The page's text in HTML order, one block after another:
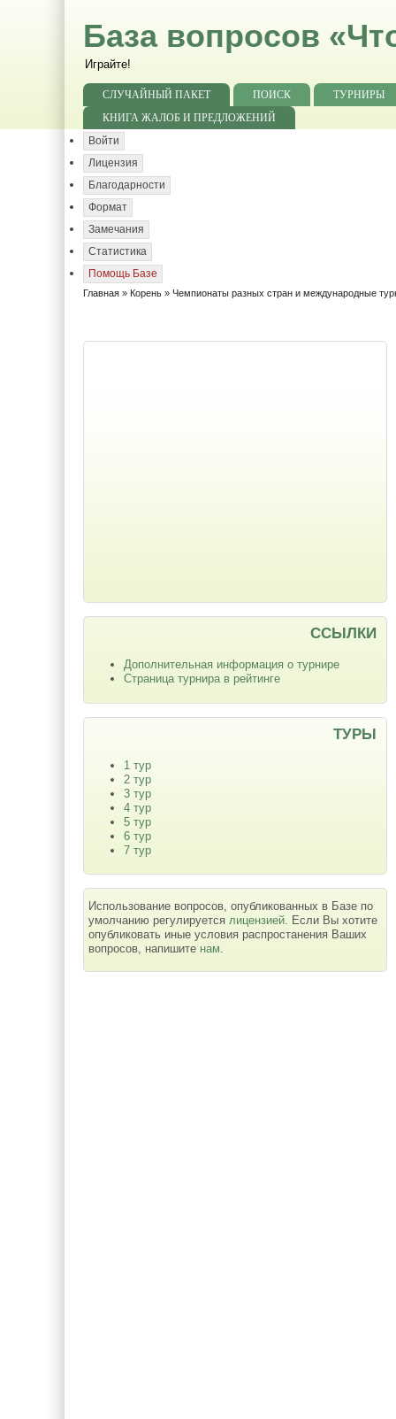
База вопросов
Играйте!
СЛУЧАЙНЫЙ ПАКЕТ ПОИСК
ТУРНИРЫ
КНИГА ЖАЛОБ И ПРЕДЛОЖЕНИЙ
Войти
Лицензия
Благодарности
Формат
Замечания
Статистика
Помощь Базе
Главная » Корень » Чемпионаты разных стран и международные
ССЫЛКИ
Дополнительная информация о турнире
Страница турнира в рейтинге
ТУРЫ
1 тур
2 тур
3 тур
4 тур
5 тур
6 тур
7 тур
Использование вопросов, опубликованных в Базе по
умолчанию регулируется лицензией . Если Вы хотите
опубликовать иные условия распростанения Ваших
вопросов, напишите нам